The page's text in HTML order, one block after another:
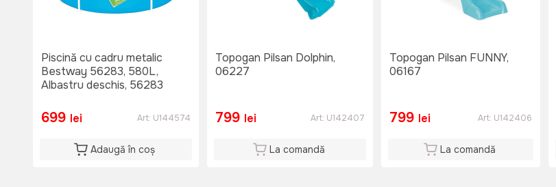
Piscină cu cadru metalic
Bestway 56283, 580L,
Albastru deschis, 56283
699 lei Art: U144574
Adaugă în coș
Topogan Pilsan Dolphin,
06227
799 lei Art: U142407
La comandă
Topogan Pilsan FUNNY,
06167
799 lei Art: U142406
La comandă